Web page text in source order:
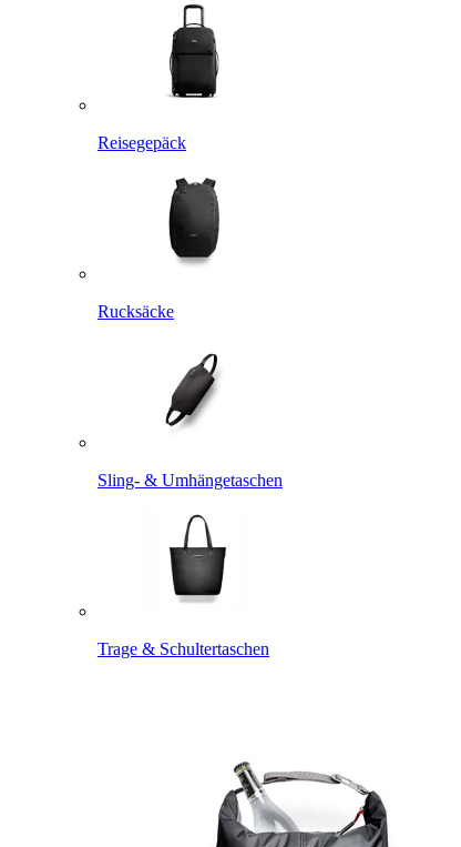
Reisegepäck
Rucksäcke
Sling- & Umhängetaschen
Trage & Schultertaschen